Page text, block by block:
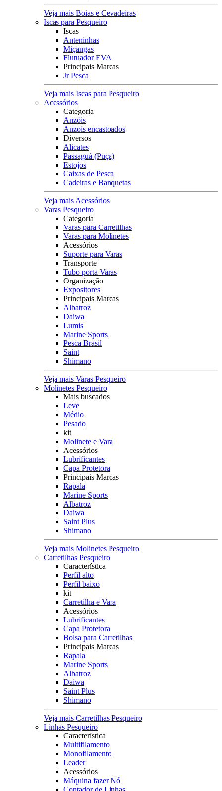
Veja mais Boias e Cevadeiras
Iscas para Pesqueiro
Iscas
Anteninhas
Miçangas
Flutuador EVA
Principais Marcas
Jr Pesca
Veja mais Iscas para Pesqueiro
Acessórios
Categoria
Anzóis
Anzois encastoados
Diversos
Alicates
Passaguá (Puça)
Estojos
Caixas de Pesca
Cadeiras e Banquetas
Veja mais Acessórios
Varas Pesqueiro
Categoria
Varas para Carretilhas
Varas para Molinetes
Acessórios
Suporte para Varas
Transporte
Tubo porta Varas
Organização
Expositores
Principais Marcas
Albatroz
Daiwa
Lumis
Marine Sports
Pesca Brasil
Saint
Shimano
Veja mais Varas Pesqueiro
Molinetes Pesqueiro
Mais buscados
Leve
Médio
Pesado
kit
Molinete e Vara
Acessórios
Lubrificantes
Capa Protetora
Principais Marcas
Rapala
Marine Sports
Albatroz
Daiwa
Saint Plus
Shimano
Veja mais Molinetes Pesqueiro
Carretilhas Pesqueiro
Característica
Perfil alto
Perfil baixo
kit
Carretilha e Vara
Acessórios
Lubrificantes
Capa Protetora
Bolsa para Carretilhas
Principais Marcas
Rapala
Marine Sports
Albatroz
Daiwa
Saint Plus
Shimano
Veja mais Carretilhas Pesqueiro
Linhas Pesqueiro
Característica
Multifilamento
Monofilamento
Leader
Acessórios
Máquina fazer Nó
Contador de Linhas